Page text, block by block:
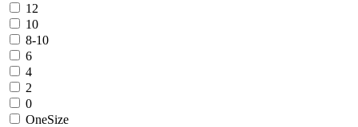
12
10
8-10
6
4
2
0
OneSize